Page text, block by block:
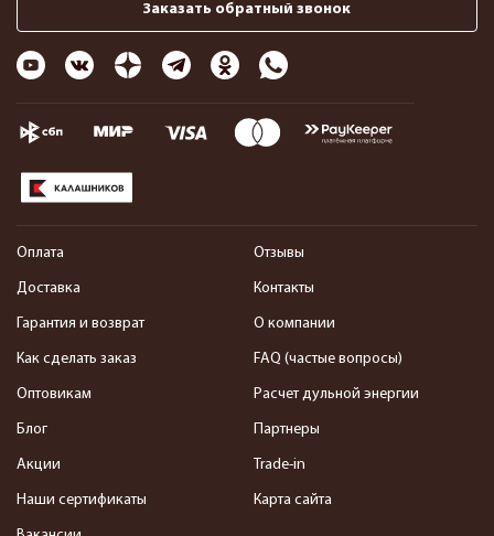
Заказать обратный звонок
Оплата
Доставка
Гарантия и возврат
Как сделать заказ
Оптовикам
Блог
Акции
Наши сертификаты
Отзывы
Контакты
О компании
FAQ (частые вопросы)
Расчет дульной энергии
Партнеры
Trade-in
Карта сайта